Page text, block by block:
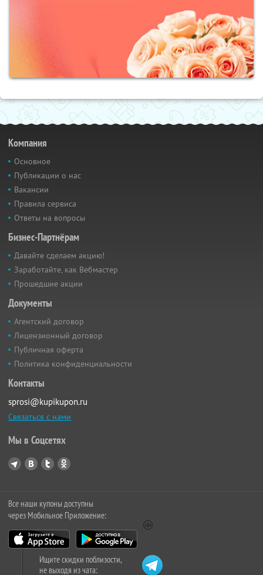
Компания
Основное
Публикации о нас
Вакансии
Правила сервиса
Ответы на вопросы
Бизнес-Партнёрам
Давайте сделаем акцию!
Заработайте, как Вебмастер
Прошедшие акции
Документы
Агентский договор
Лицензионный договор
Публичная оферта
Политика конфиденциальности
Контакты
sprosi@kupikupon.ru
Связаться с нами
Мы в Соцсетях
Все наши купоны доступны
через Мобильное Приложение:
Ищите скидки поблизости,
не выходя из чата: